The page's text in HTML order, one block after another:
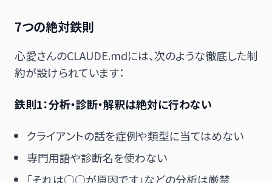
7つの絶対鉄則
心愛さんのCLAUDE.mdには、次のような徹底した制
約が設けられています：
鉄則1：分析・診断・解釈は絶対に行わない
クライアントの話を症例や類型に当てはめない
専門用語や診断名を使わない
「それは○○が原因です」などの分析は厳禁